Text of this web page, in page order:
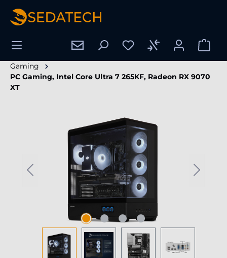
principale
Gaming
PC Gaming, Intel Core Ultra 7 265KF, Radeon RX 9070
XT
Salta la galleria di immagini